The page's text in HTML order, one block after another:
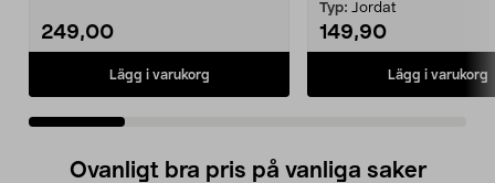
249,00
Lägg i varukorg
Typ: Jordat
149,90
Lägg i varukorg
Ovanligt bra pris på vanliga saker